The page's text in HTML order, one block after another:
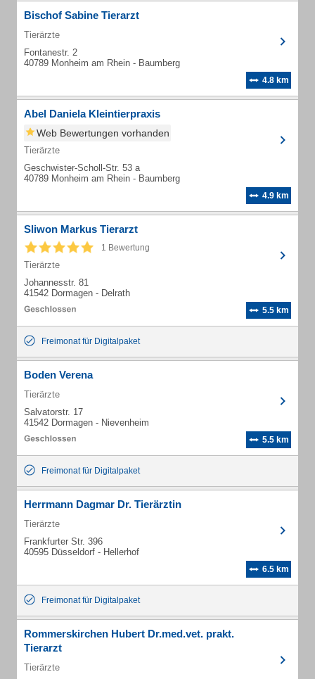
Bischof Sabine Tierarzt
Tierärzte
Fontanestr. 2
40789 Monheim am Rhein - Baumberg
4.8 km
Abel Daniela Kleintierpraxis
Web Bewertungen vorhanden
Tierärzte
Geschwister-Scholl-Str. 53 a
40789 Monheim am Rhein - Baumberg
4.9 km
Sliwon Markus Tierarzt
1 Bewertung
Tierärzte
Johannesstr. 81
41542 Dormagen - Delrath
5.5 km
Freimonat für Digitalpaket
Boden Verena
Tierärzte
Salvatorstr. 17
41542 Dormagen - Nievenheim
5.5 km
Freimonat für Digitalpaket
Herrmann Dagmar Dr. Tierärztin
Tierärzte
Frankfurter Str. 396
40595 Düsseldorf - Hellerhof
6.5 km
Freimonat für Digitalpaket
Rommerskirchen Hubert Dr.med.vet. prakt.
Tierarzt
Tierärzte